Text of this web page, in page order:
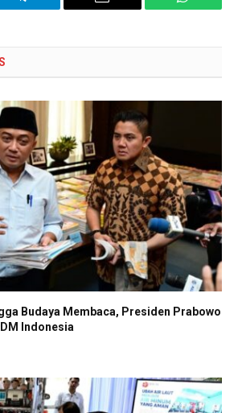
Telegram Email
Budaya Membaca, Presiden Prabowo
Indonesia